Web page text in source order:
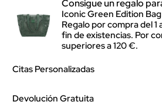
Consigue un regalo
Iconic Green Edition
Regalo por compra del 1
fin de existencias. Por
superiores a 120 €.
Citas Personalizadas
Devolución Gratuita